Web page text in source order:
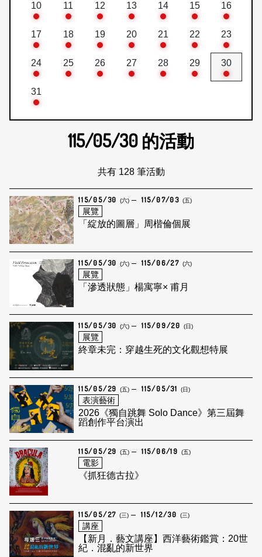
10 11 12 13 14 15 16
17 18 19 20 21 22 23
24 25 26 27 28 29 30
31
115/05/30 的活動
共有 128 筆活動
115/05/30 (六) 115/07/03 (五)
展覽
「綻放的圖層」周楷倫個展
115/05/30 (六) 115/06/27 (六)
展覽
「滲透狀態」楊寓寧× 甫月
115/05/30 (六) 115/09/20 (日)
展覽
終章未完：穿越生死的文化觀想特展
115/05/29 (五) 115/05/31 (日)
表演藝術
2026《獨自跳舞 Solo Dance》第三屆舞
蹈創作平台演出
115/05/29 (五) 115/06/19 (五)
電影
《抓狂德古拉》
115/05/27 (三) 115/12/30 (三)
講座
【新月．藝文講座】西洋藝術鑑賞：20世
紀．混亂的新世界